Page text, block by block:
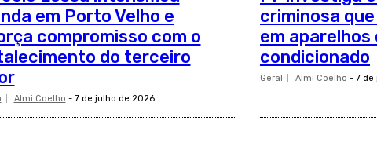
em Porto Velho e
compromisso com o
do terceiro
Almi Coelho - 7 de julho de 2026
criminosa
em aparelhos
condicionado
Geral Almi Coelho - 7 de